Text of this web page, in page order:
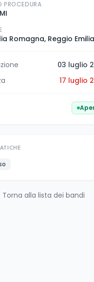
PROCEDURA
Romagna, Reggio Emilia
03 luglio
17 luglio
Torna alla lista dei bandi